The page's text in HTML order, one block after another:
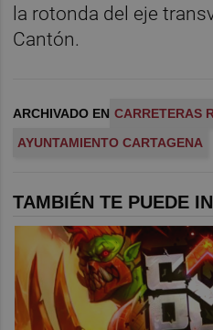
la rotonda del eje
Cantón.
ARCHIVADO EN CARRETERAS
AYUNTAMIENTO CARTAGENA
TAMBIÉN TE PUEDE